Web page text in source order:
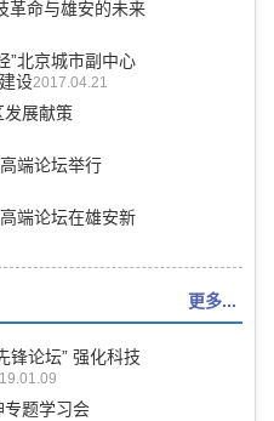
革命与雄安的未来
”北京城市副中心
设2017.04.21
发展献策
端论坛举行
端论坛在雄安新
更多...
锋论坛” 强化科技
专题学习会